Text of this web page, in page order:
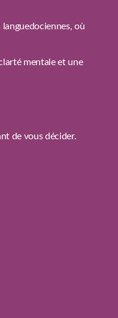
où
mentale et une
de vous décider.